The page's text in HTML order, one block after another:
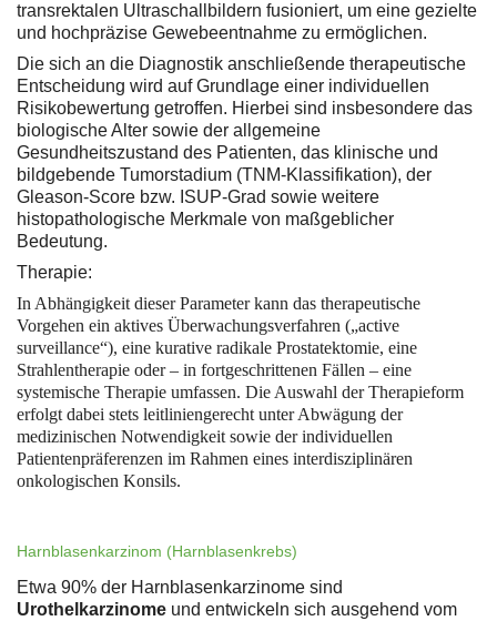
transrektalen Ultraschallbildern fusioniert, um eine gezielte
und hochpräzise Gewebeentnahme zu ermöglichen.
Die sich an die Diagnostik anschließende therapeutische
Entscheidung wird auf Grundlage einer individuellen
Risikobewertung getroffen. Hierbei sind insbesondere das
biologische Alter sowie der allgemeine
Gesundheitszustand des Patienten, das klinische und
bildgebende Tumorstadium (TNM-Klassifikation), der
Gleason-Score bzw. ISUP-Grad sowie weitere
histopathologische Merkmale von maßgeblicher
Bedeutung.
Therapie:
In Abhängigkeit dieser Parameter kann das therapeutische
Vorgehen ein aktives Überwachungsverfahren („active
surveillance“), eine kurative radikale Prostatektomie, eine
Strahlentherapie oder – in fortgeschrittenen Fällen – eine
systemische Therapie umfassen. Die Auswahl der Therapieform
erfolgt dabei stets leitliniengerecht unter Abwägung der
medizinischen Notwendigkeit sowie der individuellen
Patientenpräferenzen im Rahmen eines interdisziplinären
onkologischen Konsils.
Harnblasenkarzinom (Harnblasenkrebs)
Etwa 90% der Harnblasenkarzinome sind
Urothelkarzinome und entwickeln sich ausgehend vom